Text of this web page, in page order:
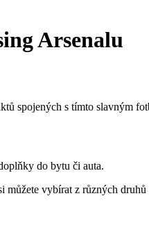
Arsenalu
spojených s tímto slavným
do bytu či auta.
vybírat z různých